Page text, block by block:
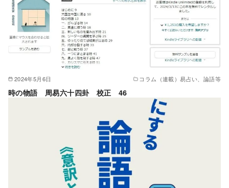
2024年5月6日 コラム（連載）易占い、論語等
時の物語 周易六十四卦 校正 46